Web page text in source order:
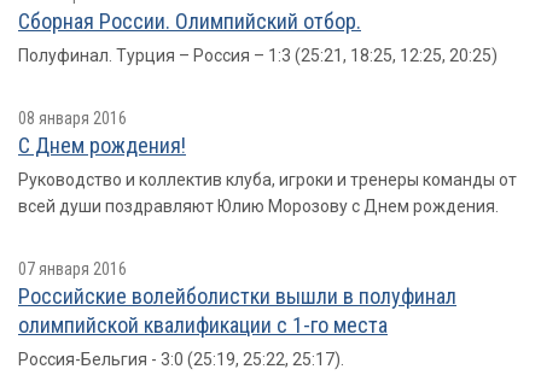
Сборная России. Олимпийский отбор.
Полуфинал. Турция – Россия – 1:3 (25:21, 18:25, 12:25, 20:25)
08 января 2016
С Днем рождения!
Руководство и коллектив клуба, игроки и тренеры команды от
всей души поздравляют Юлию Морозову с Днем рождения.
07 января 2016
Российские волейболистки вышли в полуфинал
олимпийской квалификации с 1-го места
Россия-Бельгия - 3:0 (25:19, 25:22, 25:17).